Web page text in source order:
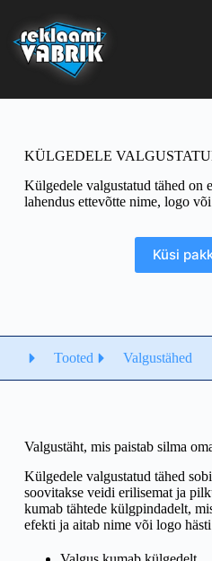
vahele
KÜLGEDELE
Külgedele valgustatud tähed on
lahendus ettevõtte nime, logo
Küsi
Tooted Valgustähed
Valgustäht, mis paistab silma
Külgedele valgustatud tähed
soovitakse veidi erilisemat ja
kumab tähtede külgpindadelt,
efekti ja aitab nime või logo